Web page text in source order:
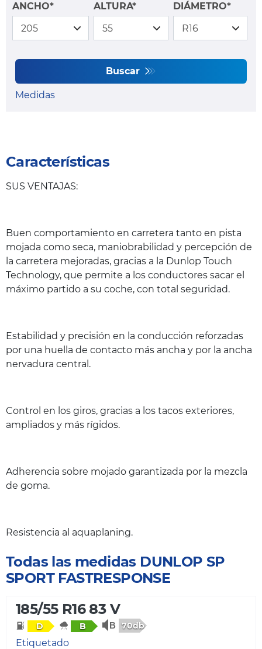
ANCHO* ALTURA* DIÁMETRO*
Buscar
Medidas
Características
SUS VENTAJAS:
Buen comportamiento en carretera tanto en pista
mojada como seca, maniobrabilidad y percepción de
la carretera mejoradas, gracias a la Dunlop Touch
Technology, que permite a los conductores sacar el
máximo partido a su coche, con total seguridad.
Estabilidad y precisión en la conducción reforzadas
por una huella de contacto más ancha y por la ancha
nervadura central.
Control en los giros, gracias a los tacos exteriores,
ampliados y más rígidos.
Adherencia sobre mojado garantizada por la mezcla
de goma.
Resistencia al aquaplaning.
Todas las medidas DUNLOP SP
SPORT FASTRESPONSE
185/55 R16 83 V
D B 70db
Etiquetado